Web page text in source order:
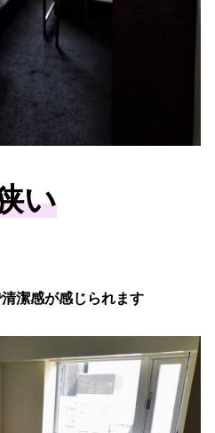
い
潔感が感じられます